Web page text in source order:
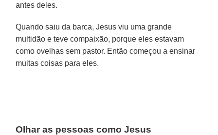
antes deles.
Quando saiu da barca, Jesus viu uma grande
multidão e teve compaixão, porque eles estavam
como ovelhas sem pastor. Então começou a ensinar
muitas coisas para eles.
Olhar as pessoas como Jesus